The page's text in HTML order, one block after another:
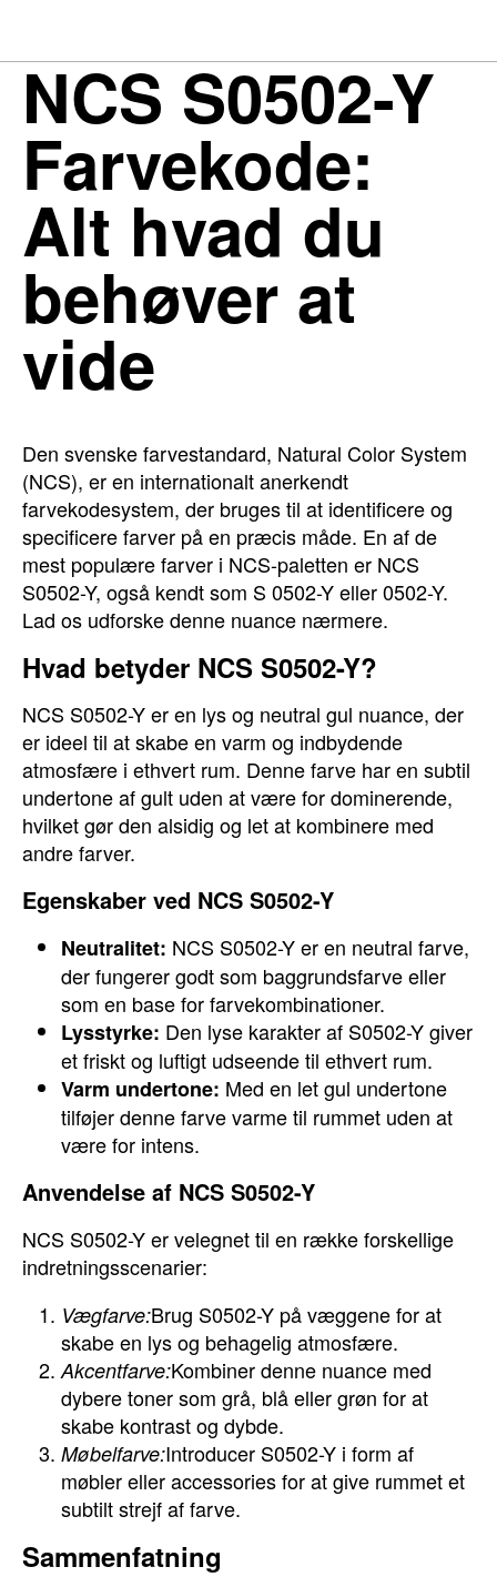
NCS S0502-Y
Farvekode:
Alt hvad du
behøver at
vide
Den svenske farvestandard, Natural Color System
(NCS), er en internationalt anerkendt
farvekodesystem, der bruges til at identificere og
specificere farver på en præcis måde. En af de
mest populære farver i NCS-paletten er NCS
S0502-Y, også kendt som S 0502-Y eller 0502-Y.
Lad os udforske denne nuance nærmere.
Hvad betyder NCS S0502-Y?
NCS S0502-Y er en lys og neutral gul nuance, der
er ideel til at skabe en varm og indbydende
atmosfære i ethvert rum. Denne farve har en subtil
undertone af gult uden at være for dominerende,
hvilket gør den alsidig og let at kombinere med
andre farver.
Egenskaber ved NCS S0502-Y
Neutralitet: NCS S0502-Y er en neutral farve,
der fungerer godt som baggrundsfarve eller
som en base for farvekombinationer.
Lysstyrke: Den lyse karakter af S0502-Y giver
et friskt og luftigt udseende til ethvert rum.
Varm undertone: Med en let gul undertone
tilføjer denne farve varme til rummet uden at
være for intens.
Anvendelse af NCS S0502-Y
NCS S0502-Y er velegnet til en række forskellige
indretningsscenarier:
Vægfarve:Brug S0502-Y på væggene for at
skabe en lys og behagelig atmosfære.
Akcentfarve:Kombiner denne nuance med
dybere toner som grå, blå eller grøn for at
skabe kontrast og dybde.
Møbelfarve:Introducer S0502-Y i form af
møbler eller accessories for at give rummet et
subtilt strejf af farve.
Sammenfatning